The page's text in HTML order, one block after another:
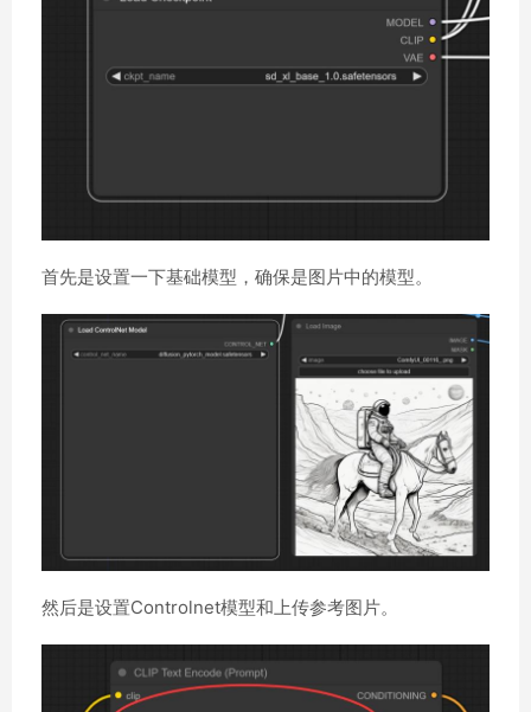
首先是设置一下基础模型，确保是图片中的模型。
然后是设置Controlnet模型和上传参考图片。